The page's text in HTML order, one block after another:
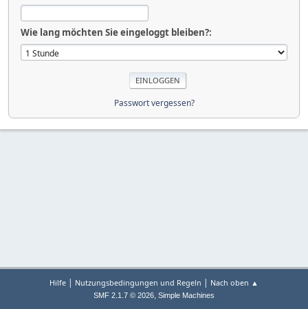
Wie lang möchten Sie eingeloggt bleiben?:
Passwort vergessen?
Hilfe | Nutzungsbedingungen und Regeln | Nach oben ▲
SMF 2.1.7 © 2026, Simple Machines